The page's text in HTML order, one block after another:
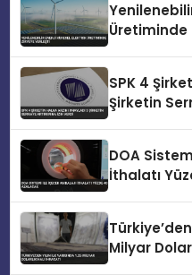
Üretiminde
SPK 4
Şirketin
DOA
İthalatı
Türkiye’den
Milyar